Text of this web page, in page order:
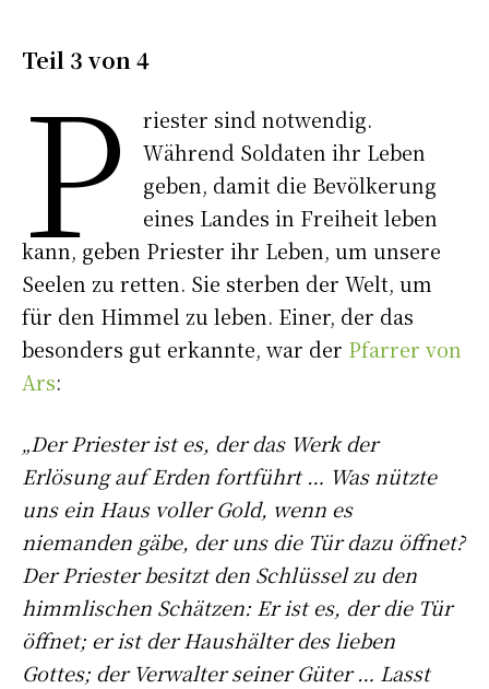
Teil 3 von 4
P
riester sind notwendig.
Während Soldaten ihr Leben
geben, damit die Bevölkerung
eines Landes in Freiheit leben
kann, geben Priester ihr Leben, um unsere
Seelen zu retten. Sie sterben der Welt, um
für den Himmel zu leben. Einer, der das
besonders gut erkannte, war der Pfarrer von
Ars:
„Der Priester ist es, der das Werk der
Erlösung auf Erden fortführt … Was nützte
uns ein Haus voller Gold, wenn es
niemanden gäbe, der uns die Tür dazu öffnet?
Der Priester besitzt den Schlüssel zu den
himmlischen Schätzen: Er ist es, der die Tür
öffnet; er ist der Haushälter des lieben
Gottes; der Verwalter seiner Güter … Lasst